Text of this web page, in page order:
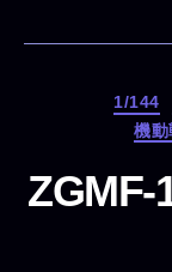
1/144
機
ZGMF-